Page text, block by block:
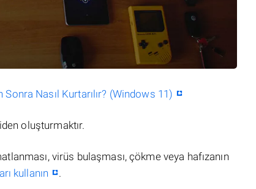
Nasıl Kurtarılır? (Windows 11)
oluşturmaktır.
virüs bulaşması, çökme veya hafızanın
kullanın .